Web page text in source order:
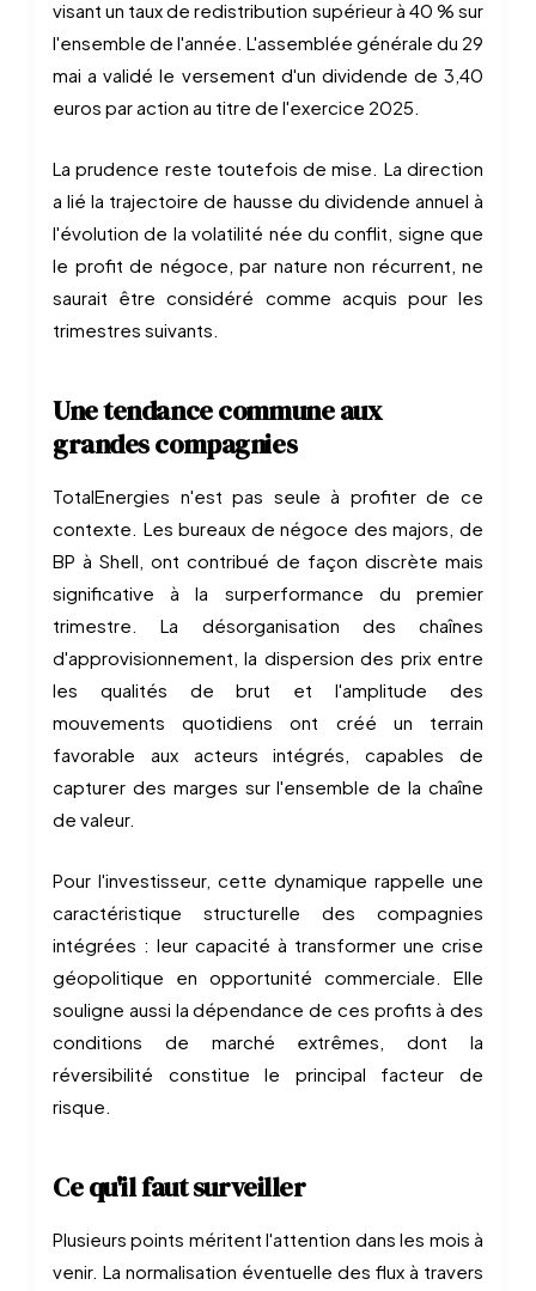
visant un taux de redistribution supérieur à 40 % sur
l'ensemble de l'année. L'assemblée générale du 29
mai a validé le versement d'un dividende de 3,40
euros par action au titre de l'exercice 2025.
La prudence reste toutefois de mise. La direction
a lié la trajectoire de hausse du dividende annuel à
l'évolution de la volatilité née du conflit, signe que
le profit de négoce, par nature non récurrent, ne
saurait être considéré comme acquis pour les
trimestres suivants.
Une tendance commune aux
grandes compagnies
TotalEnergies n'est pas seule à profiter de ce
contexte. Les bureaux de négoce des majors, de
BP à Shell, ont contribué de façon discrète mais
significative à la surperformance du premier
trimestre. La désorganisation des chaînes
d'approvisionnement, la dispersion des prix entre
les qualités de brut et l'amplitude des
mouvements quotidiens ont créé un terrain
favorable aux acteurs intégrés, capables de
capturer des marges sur l'ensemble de la chaîne
de valeur.
Pour l'investisseur, cette dynamique rappelle une
caractéristique structurelle des compagnies
intégrées : leur capacité à transformer une crise
géopolitique en opportunité commerciale. Elle
souligne aussi la dépendance de ces profits à des
conditions de marché extrêmes, dont la
réversibilité constitue le principal facteur de
risque.
Ce qu'il faut surveiller
Plusieurs points méritent l'attention dans les mois à
venir. La normalisation éventuelle des flux à travers